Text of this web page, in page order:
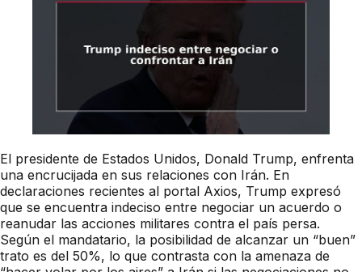
El presidente de Estados Unidos, Donald Trump, enfrenta
una encrucijada en sus relaciones con Irán. En
declaraciones recientes al portal Axios, Trump expresó
que se encuentra indeciso entre negociar un acuerdo o
reanudar las acciones militares contra el país persa.
Según el mandatario, la posibilidad de alcanzar un “buen”
trato es del 50%, lo que contrasta con la amenaza de